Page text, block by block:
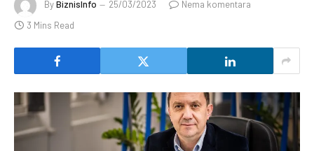
ByBiznisInfo 25/03/2023
Nema komentara
3 Mins Read